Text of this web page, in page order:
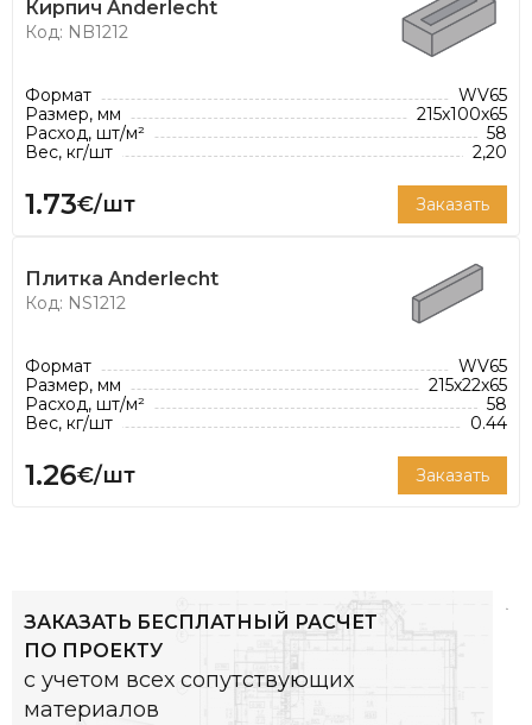
Кирпич Anderlecht
Код: NB1212
Формат
WV65
Размер, мм
215x100x65
Расход, шт/м²
58
Вес, кг/шт
2,20
1.73€/шт Заказать
Плитка Anderlecht
Код: NS1212
Формат
WV65
Размер, мм
215x22x65
Расход, шт/м²
58
Вес, кг/шт
0.44
1.26€/шт Заказать
ЗАКАЗАТЬ БЕСПЛАТНЫЙ РАСЧЕТ
ПО ПРОЕКТУ
с учетом всех сопутствующих
материалов